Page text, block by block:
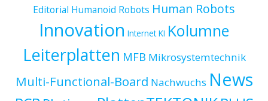
Editorial Humanoid Robots Human Robots
Innovation Internet KI Kolumne
Leiterplatten MFB Mikrosystemtechnik
Multi-Functional-Board Nachwuchs News